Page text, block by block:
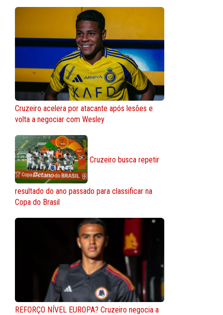
Cruzeiro acelera por atacante após lesões e
volta a negociar com Wesley
Cruzeiro busca repetir
resultado do ano passado para classificar na
Copa do Brasil
REFORÇO NÍVEL EUROPA? Cruzeiro negocia a